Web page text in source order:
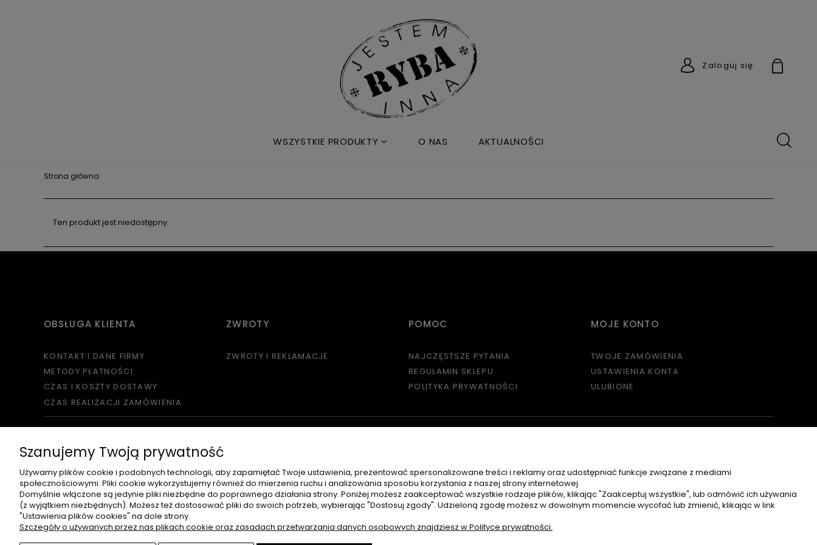
Zaloguj się
WSZYSTKIE PRODUKTY O NAS AKTUALNOŚCI
Strona główna
Ten produkt jest niedostępny.
OBSŁUGA KLIENTA
KONTAKT I DANE FIRMY
METODY PŁATNOŚCI
CZAS I KOSZTY DOSTAWY
CZAS REALIZACJI ZAMÓWIENIA
ZWROTY
ZWROTY I REKLAMACJE
POMOC
NAJCZĘSTSZE PYTANIA
REGULAMIN SKLEPU
POLITYKA PRYWATNOŚCI
MOJE KONTO
TWOJE ZAMÓWIENIA
USTAWIENIA KONTA
ULUBIONE
Szanujemy Twoją prywatność
Używamy plików cookie i podobnych technologii, aby zapamiętać Twoje ustawienia, prezentować spersonalizowane treści i reklamy oraz udostępniać funkcje związane z mediami
społecznościowymi. Pliki cookie wykorzystujemy również do mierzenia ruchu i analizowania sposobu korzystania z naszej strony internetowej.
Domyślnie włączone są jedynie pliki niezbędne do poprawnego działania strony. Poniżej możesz zaakceptować wszystkie rodzaje plików, klikając "Zaakceptuj wszystkie", lub odmówić ich używania
(z wyjątkiem niezbędnych). Możesz też dostosować pliki do swoich potrzeb, wybierając "Dostosuj zgody". Udzieloną zgodę możesz w dowolnym momencie wycofać lub zmienić, klikając w link
"Ustawienia plików cookies" na dole strony.
Szczegóły o używanych przez nas plikach cookie oraz zasadach przetwarzania danych osobowych znajdziesz w Polityce prywatności.